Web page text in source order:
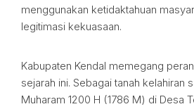
menggunakan ketidaktahuan
legitimasi kekuasaan.
Kabupaten Kendal memegang
sejarah ini. Sebagai tanah kelahiran
Muharam 1200 H (1786 M) di Desa